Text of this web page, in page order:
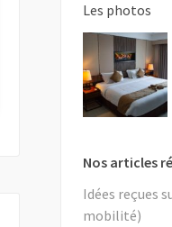
Les photos
Nos articles
Idées reçues
mobilité)